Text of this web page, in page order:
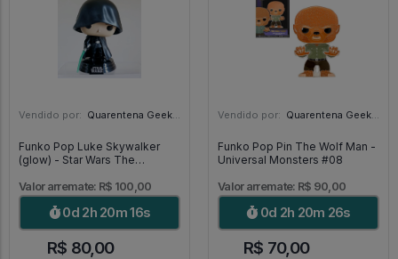
Vendido por: Quarentena Geek Store - SP
Funko Pop Luke Skywalker
(glow) - Star Wars The
Valor arremate: R$ 100,00
0d 2h 20m 15s
R$ 80,00
Vendido por: Quarentena Geek Store - SP
Funko Pop Pin The Wolf Man -
Universal Monsters #08
Valor arremate: R$ 90,00
0d 2h 20m 25s
R$ 70,00